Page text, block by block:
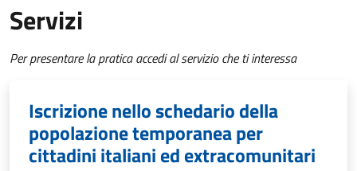
Servizi
Per presentare la pratica accedi al servizio che ti interessa
Iscrizione nello schedario della
popolazione temporanea per
cittadini italiani ed extracomunitari